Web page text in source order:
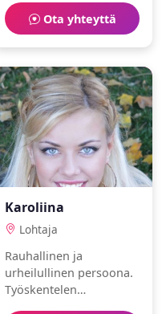
Vapaa-aika kuluu tanssi
ja pilates parissa.
Ota yhteyttä
Karoliina
Lohtaja
Rauhallinen ja
urheilullinen persoona.
Työskentelen